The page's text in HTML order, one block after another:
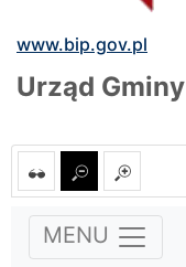
www.bip.gov.pl
Urząd
MENU